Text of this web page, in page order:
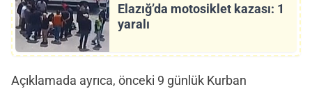
Elazığ’da motosiklet kazası: 1
yaralı
Açıklamada ayrıca, önceki 9 günlük Kurban